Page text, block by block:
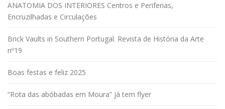
ANATOMIA DOS INTERIORES Centros e Periferias,
Encruzilhadas e Circulações
Brick Vaults in Southern Portugal. Revista de História da Arte
nº19
Boas festas e feliz 2025
“Rota das abóbadas em Moura” já tem flyer